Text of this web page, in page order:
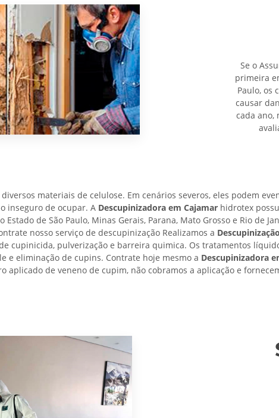
Se o
primeira
Paulo, os
causar
cada ano,
materiais de celulose. Em cenários severos, eles podem
inseguro de ocupar. A Descupinizadora em Cajamar hidrotex
de São Paulo, Minas Gerais, Parana, Mato Grosso e Rio de
nosso serviço de descupinização Realizamos a
cupinicida, pulverização e barreira quimica. Os tratamentos
e eliminação de cupins. Contrate hoje mesmo a Descupinizadora
aplicado de veneno de cupim, não cobramos a aplicação e